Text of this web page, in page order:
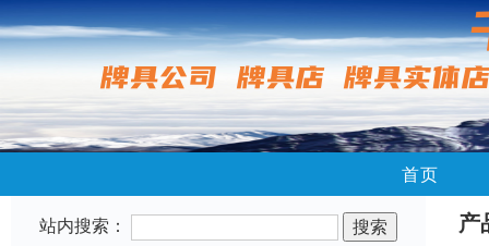
首页
站内搜索： 产